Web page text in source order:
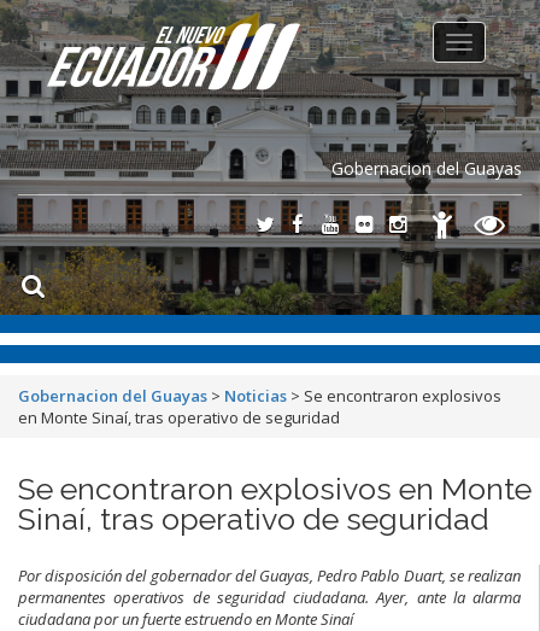
Gobernacion del Guayas
Toggle
navigation
Gobernacion del Guayas > Noticias > Se encontraron explosivos
en Monte Sinaí, tras operativo de seguridad
Se encontraron explosivos en Monte
Sinaí, tras operativo de seguridad
Por disposición del gobernador del Guayas, Pedro Pablo Duart, se realizan
permanentes operativos de seguridad ciudadana. Ayer, ante la alarma
ciudadana por un fuerte estruendo en Monte Sinaí